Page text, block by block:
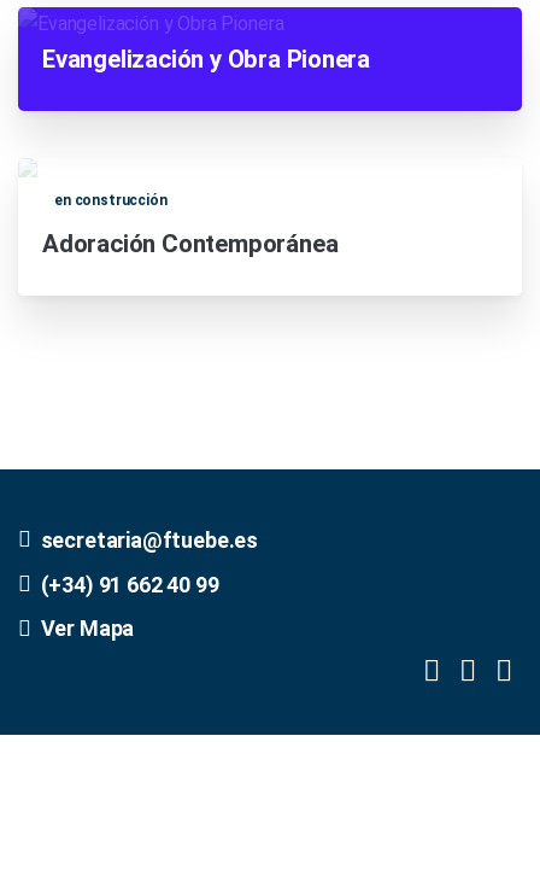
Evangelización y Obra Pionera
en construcción
Adoración Contemporánea
secretaria@ftuebe.es
(+34) 91 662 40 99
Ver Mapa